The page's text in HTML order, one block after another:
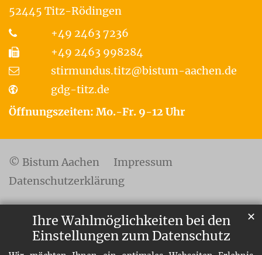
Ihre Wahlmöglichkeiten bei den
Einstellungen zum Datenschutz
✕
52445 Titz-Rödingen
+49 2463 7236
+49 2463 998284
stirmundus.titz@bistum-aachen.de
gdg-titz.de
Öffnungszeiten: Mo.-Fr. 9-12 Uhr
© Bistum Aachen
Impressum
Datenschutzerklärung